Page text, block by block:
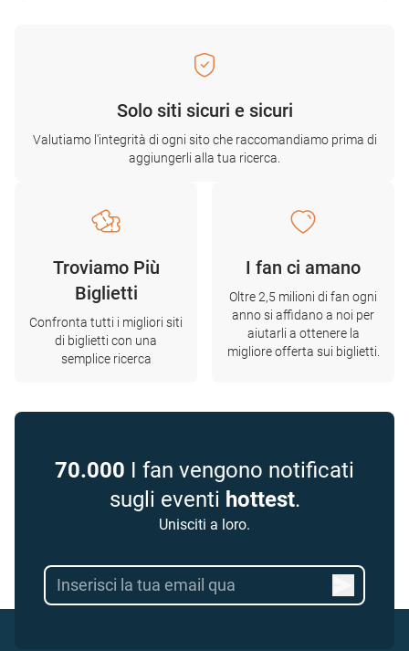
Solo siti sicuri e sicuri
Valutiamo l'integrità di ogni sito che raccomandiamo prima di
aggiungerli alla tua ricerca.
Troviamo Più
Biglietti
Confronta tutti i migliori siti
di biglietti con una
semplice ricerca
I fan ci amano
Oltre 2,5 milioni di fan ogni
anno si affidano a noi per
aiutarli a ottenere la
migliore offerta sui biglietti.
70.000 I fan vengono notificati
sugli eventi hottest.
Unisciti a loro.